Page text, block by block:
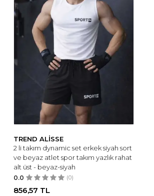
TREND ALİSSE
2 li takım dynamic set erkek siyah sort
ve beyaz atlet spor takım yazlık rahat
alt üst - beyaz-siyah
0.0 (0)
856,57 TL